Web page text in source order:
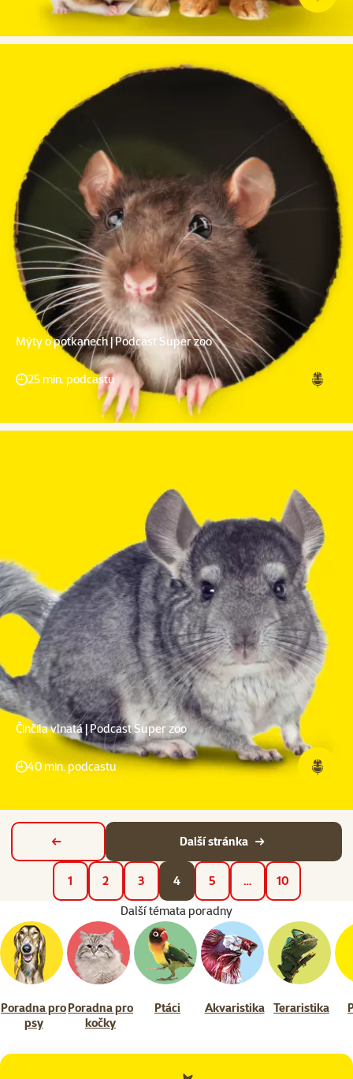
Mýty o potkanech | Podcast Super zoo
25 min. podcastu
Činčila vlnatá | Podcast Super zoo
40 min. podcastu
1 2 3 4 5 … 10
Další stránka
Další témata poradny
Poradna pro
psy
Poradna pro
kočky
Ptáci Akvaristika Teraristika